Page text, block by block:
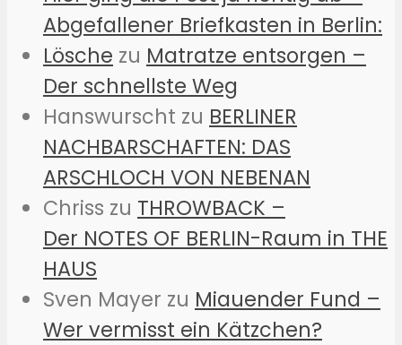
Abgefallener Briefkasten in Berlin:
Lösche zu Matratze entsorgen –
Der schnellste Weg
Hanswurscht zu BERLINER
NACHBARSCHAFTEN: DAS
ARSCHLOCH VON NEBENAN
Chriss zu THROWBACK –
Der NOTES OF BERLIN-Raum in THE
HAUS
Sven Mayer zu Miauender Fund –
Wer vermisst ein Kätzchen?